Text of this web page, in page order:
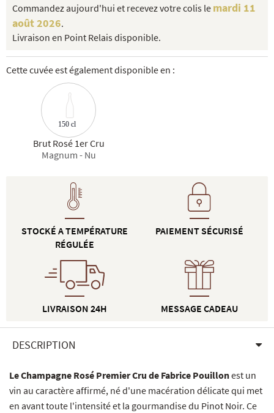
Commandez aujourd'hui et recevez votre colis le mardi 11
août 2026.
Livraison en Point Relais disponible.
Cette cuvée est également disponible en :
150 cl
Brut Rosé 1er Cru
Magnum - Nu
STOCKÉ A TEMPÉRATURE
RÉGULÉE
LIVRAISON 24H
PAIEMENT SÉCURISÉ
MESSAGE CADEAU
DESCRIPTION
Le Champagne Rosé Premier Cru de Fabrice Pouillonest un
vin au caractère affirmé, né d'une macération délicate qui met
en avant toute l'intensité et la gourmandise du Pinot Noir. Ce